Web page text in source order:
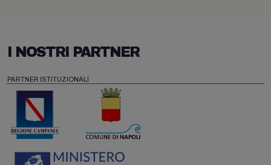
I NOSTRI PARTNER
PARTNER ISTITUZIONALI